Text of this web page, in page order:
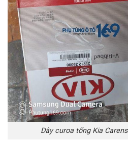
Dây curoa tổng Kia Carens